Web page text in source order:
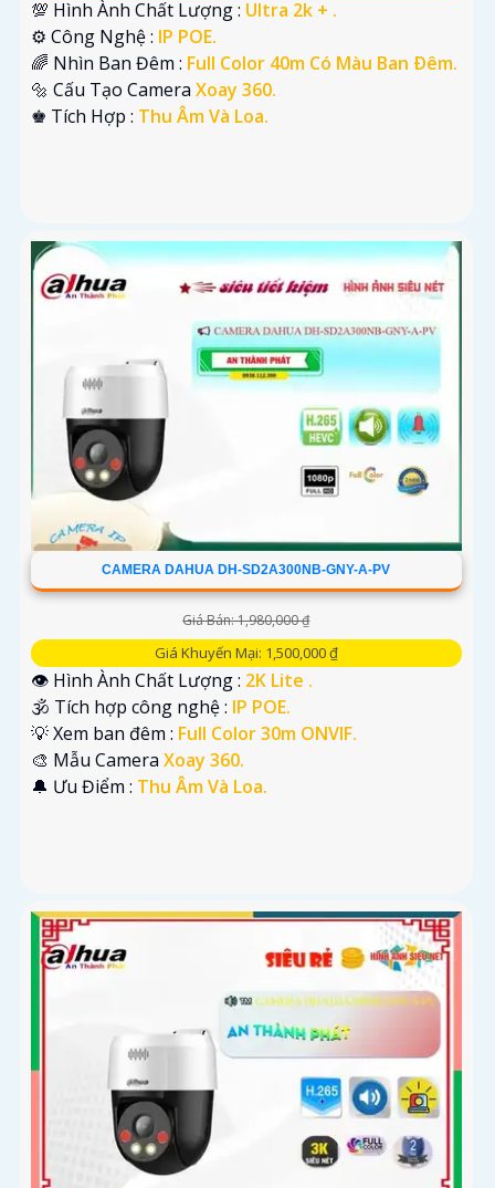
💯 Hình Ành Chất Lượng : Ultra 2k + .
⚙ Công Nghệ : IP POE.
🌈 Nhìn Ban Đêm : Full Color 40m Có Màu Ban Ðêm.
🔩 Cấu Tạo Camera Xoay 360.
️♚ Tích Hợp : Thu Âm Và Loa.
CAMERA DAHUA DH-SD2A300NB-GNY-A-PV
Giá Bán: 1,980,000 ₫
Giá Khuyến Mại: 1,500,000 ₫
👁 Hình Ành Chất Lượng : 2K Lite .
🕉️ Tích hợp công nghệ : IP POE.
💡 Xem ban đêm : Full Color 30m ONVIF.
🎨 Mẫu Camera Xoay 360.
️🔔 Ưu Điểm : Thu Âm Và Loa.